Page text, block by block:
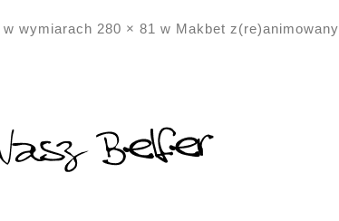
w wymiarach 280 × 81 w Makbet z(re)animowany